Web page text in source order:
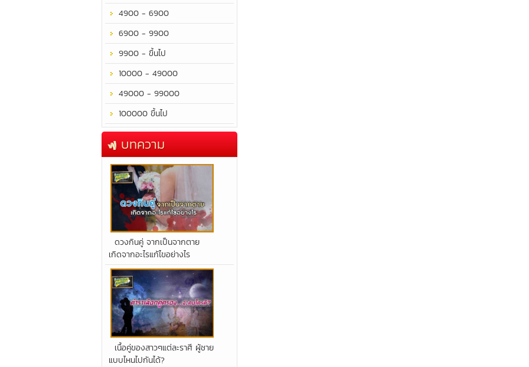
4900 - 6900
6900 - 9900
9900 - ขึ้นไป
10000 - 49000
49000 - 99000
100000 ขึ้นไป
บทความ
​ดวงกินคู่ จากเป็นจากตาย
เกิดจากอะไรแก้ไขอย่างไร
เนื้อคู่ของสาวๆแต่ละราศี ผู้ชาย
แบบไหนไปกันได้?